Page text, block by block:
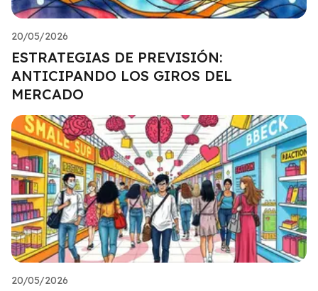
20/05/2026
ESTRATEGIAS DE PREVISIÓN:
ANTICIPANDO LOS GIROS DEL
MERCADO
20/05/2026